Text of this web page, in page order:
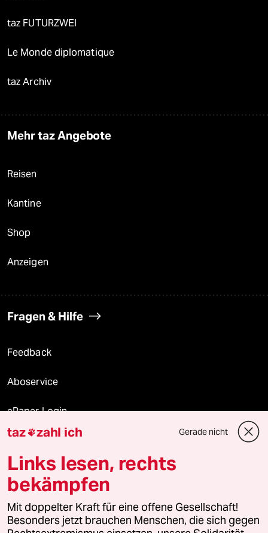
taz FUTURZWEI
Le Monde diplomatique
taz Archiv
Mehr taz Angebote
Reisen
Kantine
Shop
Anzeigen
Fragen & Hilfe
Feedback
Aboservice
ePaper Login
Downloads für Abonnierende
© 2026 taz Verlags und Vertriebs GmbH
Alle Rechte vorbehalten. Bei rechtlichen Fragen oder für Genehmigungen
wenden Sie sich bitte an
lizenzen@taz.de
taz zahl ich Gerade nicht
Links lesen, rechts
bekämpfen
Mit doppelter Kraft für eine offene Gesellschaft!
Besonders jetzt brauchen Menschen, die sich gegen